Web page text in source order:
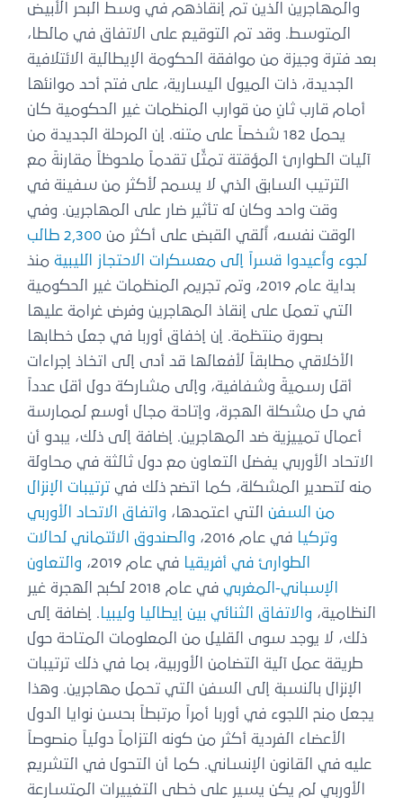
والمهاجرين الذين تم إنقاذهم في وسط البحر الأبيض
المتوسط. وقد تم التوقيع على الاتفاق في مالطا،
بعد فترة وجيزة من موافقة الحكومة الإيطالية الائتلافية
الجديدة، ذات الميول اليسارية، على فتح أحد موانئها
أمام قارب ثانٍ من قوارب المنظمات غير الحكومية كان
يحمل 182 شخصاً على متنه. إن المرحلة الجديدة من
آليات الطوارئ المؤقتة تمثِّل تقدماً ملحوظاً مقارنةً مع
الترتيب السابق الذي لا يسمح لأكثر من سفينة في
وقت واحد وكان له تأثير ضار على المهاجرين. وفي
الوقت نفسه، أُلقي القبض على أكثر من
2,300 طالب
لجوء وأُعيدوا قسراً إلى معسكرات الاحتجاز الليبية منذ
بداية عام 2019، وتم تجريم المنظمات غير الحكومية
التي تعمل على إنقاذ المهاجرين وفرض غرامة عليها
بصورة منتظمة. إن إخفاق أوربا في جعل خطابها
الأخلاقي مطابقاً لأفعالها قد أدى إلى اتخاذ إجراءات
أقل رسميةً وشفافية، وإلى مشاركة دول أقل عدداً
في حل مشكلة الهجرة، وإتاحة مجال أوسع لممارسة
أعمال تمييزية ضد المهاجرين. إضافة إلى ذلك، يبدو أن
الاتحاد الأوربي يفضل التعاون مع دول ثالثة في محاولة
منه لتصدير المشكلة، كما اتضح ذلك في ترتيبات الإنزال
من السفن التي اعتمدها، واتفاق الاتحاد الأوربي
وتركيا في عام 2016،
والصندوق الائتماني لحالات
الطوارئ في أفريقيا في عام 2019،
والتعاون
الإسباني-المغربي
في عام 2018 لكبح الهجرة غير
النظامية، والاتفاق الثنائي بين إيطاليا وليبيا . إضافة إلى
ذلك، لا يوجد سوى القليل من المعلومات المتاحة حول
طريقة عمل آلية التضامن الأوربية، بما في ذلك ترتيبات
الإنزال بالنسبة إلى السفن التي تحمل مهاجرين. وهذا
يجعل منح اللجوء في أوربا أمراً مرتبطاً بحسن نوايا الدول
الأعضاء الفردية أكثر من كونه التزاماً دولياً منصوصاً
عليه في القانون الإنساني. كما أن التحول في التشريع
الأوربي لم يكن يسير على خطى التغييرات المتسارعة